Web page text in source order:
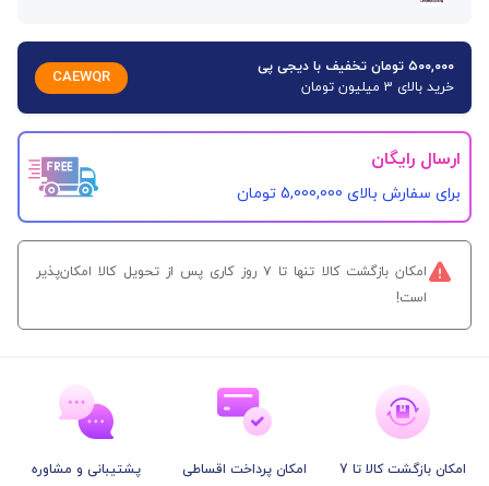
۵۰۰,۰۰۰ تومان تخفیف با دیجی پی
خرید بالای 3 میلیون تومان
CAEWQR
ارسال رایگان
برای سفارش‌ بالای 5,000,000 تومان
امکان بازگشت کالا تنها تا ۷ روز کاری پس از تحویل کالا امکان‌پذیر
است!
امکان بازگشت کالا تا 7
امکان پرداخت اقساطی
پشتیبانی و مشاوره